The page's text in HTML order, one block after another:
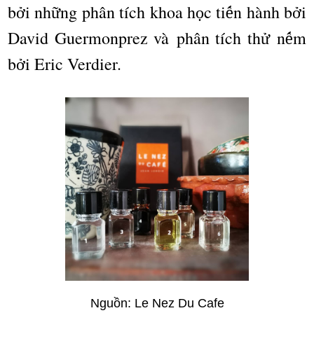
bởi những phân tích khoa học tiến hành bởi
David Guermonprez và phân tích thử nếm
bởi Eric Verdier.
Nguồn: Le Nez Du Cafe